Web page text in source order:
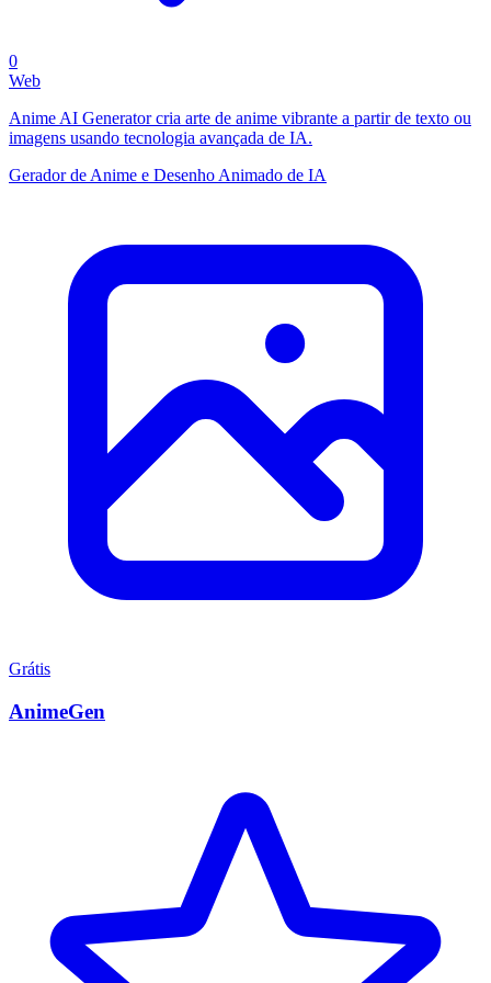
0
Web
Anime AI Generator cria arte de anime vibrante a partir de texto ou
imagens usando tecnologia avançada de IA.
Gerador de Anime e Desenho Animado de IA
Grátis
AnimeGen